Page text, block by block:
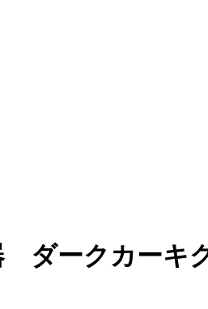
ダークカー